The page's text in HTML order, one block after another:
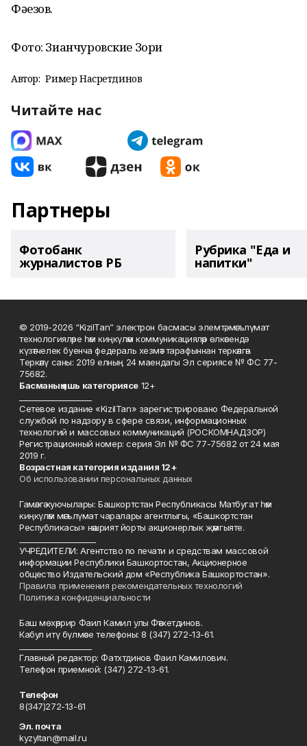
Фәезов.
Фото: Зианчуровские Зори
Автор: Ример Насретдинов
Читайте нас
Партнеры
Фотобанк
журналистов РБ
Рубрика "Еда и
напитки"
© 2019-2026 “KizilTan” электрон басмасы элемтә, мәгълүмат
технологияләре һәм киңкүләм коммуникацияләр өлкәсендә
күзәтчелек буенча федераль хезмәт тарафыннан теркәлгән.
Теркәлү саны: 2019 елның 24 маендагы Эл сериясе № ФС 77-
75682.
Басманың яшь категориясе12+
Сетевое издание «KizilTan» зарегистрировано Федеральной
службой по надзору в сфере связи, информационных
технологий и массовых коммуникаций (РОСКОМНАДЗОР)
Регистрационный номер: серия Эл № ФС 77-75682 от 24 мая
2019 г.
Возрастная категория издания 12+
Об использовании персональных данных
Гамәлгә куючылары: Башкортстан Республикасы Матбугат һәм
киңкүләм мәгълүмат чаралары агентлыгы, «Башкортстан
Республикасы» нәшрият йорты акционерлык җәмгыяте.
УЧРЕДИТЕЛИ: Агентство по печати и средствам массовой
информации Республики Башкортостан, Акционерное
общество Издательский дом «Республика Башкортостан».
Правила применения рекомендательных технологий
Политика конфиденциальности
Баш мөхәррир Фаил Камил улы Фәтхетдинов.
Кабул итү бүлмәсе телефоны: 8 (347) 272-13-61.
Главный редактор: Фатхтдинов Фаил Камилович.
Телефон приемной: (347) 272-13-61.
Телефон
8(347)272-13-61
Эл. почта
kyzyltan@mail.ru